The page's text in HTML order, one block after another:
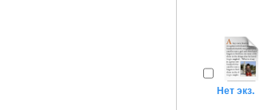
Нет экз.